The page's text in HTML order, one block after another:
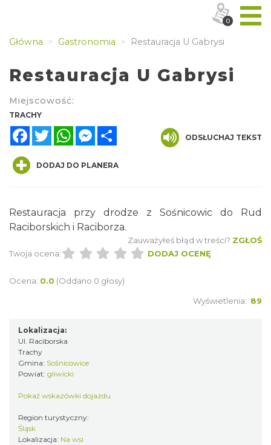
Główna Gastronomia Restauracja U Gabrysi
Restauracja U Gabrysi
Miejscowość:
TRACHY
FacebookTwitterWhatsAppMessenger
ODSŁUCHAJ TEKST
DODAJ DO PLANERA
Restauracja przy drodze z Sośnicowic do Rud
Raciborskich i Raciborza.
Zauważyłeś błąd w treści? ZGŁOŚ
Twoja ocena:
DODAJ OCENĘ
Ocena: 0.0 (Oddano 0 głosy)
Wyświetlenia: 89
Lokalizacja:
Ul. Raciborska
Trachy
Gmina: Sośnicowice
Powiat: gliwicki
Pokaż wskazówki dojazdu
Region turystyczny:
Śląsk
Lokalizacja: Na wsi
0